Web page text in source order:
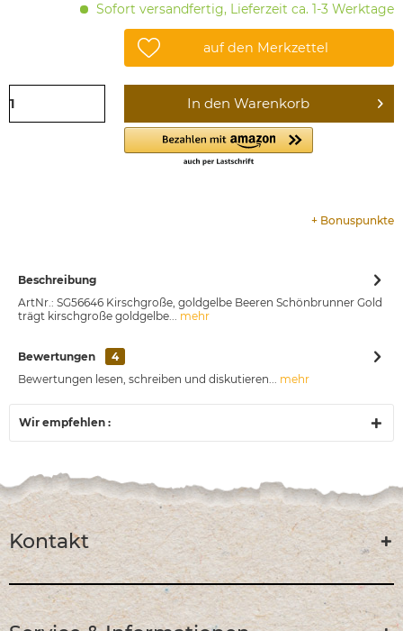
Sofort versandfertig, Lieferzeit ca. 1-3 Werktage
auf den Merkzettel
In den Warenkorb
+ Bonuspunkte
Beschreibung
ArtNr.: SG56646 Kirschgroße, goldgelbe Beeren Schönbrunner Gold
trägt kirschgroße goldgelbe... mehr
Bewertungen
4
Bewertungen lesen, schreiben und diskutieren... mehr
Wir empfehlen :
Kontakt